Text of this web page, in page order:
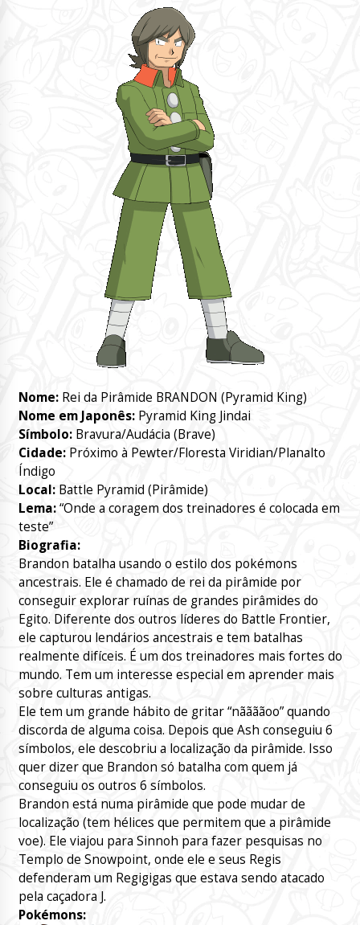
Nome:Rei da Pirâmide BRANDON (Pyramid King)
Nome em Japonês:Pyramid King Jindai
Símbolo:Bravura/Audácia (Brave)
Cidade:Próximo à Pewter/Floresta Viridian/Planalto
Índigo
Local:Battle Pyramid (Pirâmide)
Lema:“Onde a coragem dos treinadores é colocada em
teste”
Biografia:
Brandon batalha usando o estilo dos pokémons
ancestrais. Ele é chamado de rei da pirâmide por
conseguir explorar ruínas de grandes pirâmides do
Egito. Diferente dos outros líderes do Battle Frontier,
ele capturou lendários ancestrais e tem batalhas
realmente difíceis. É um dos treinadores mais fortes do
mundo. Tem um interesse especial em aprender mais
sobre culturas antigas.
Ele tem um grande hábito de gritar “nããããoo” quando
discorda de alguma coisa. Depois que Ash conseguiu 6
símbolos, ele descobriu a localização da pirâmide. Isso
quer dizer que Brandon só batalha com quem já
conseguiu os outros 6 símbolos.
Brandon está numa pirâmide que pode mudar de
localização (tem hélices que permitem que a pirâmide
voe). Ele viajou para Sinnoh para fazer pesquisas no
Templo de Snowpoint, onde ele e seus Regis
defenderam um Regigigas que estava sendo atacado
pela caçadora J.
Pokémons: